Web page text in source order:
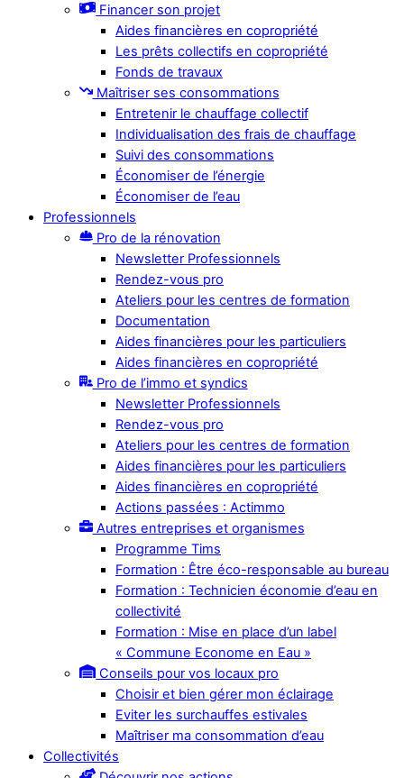
Financer son projet
Aides financières en copropriété
Les prêts collectifs en copropriété
Fonds de travaux
Maîtriser ses consommations
Entretenir le chauffage collectif
Individualisation des frais de chauffage
Suivi des consommations
Économiser de l’énergie
Économiser de l’eau
Professionnels
Pro de la rénovation
Newsletter Professionnels
Rendez-vous pro
Ateliers pour les centres de formation
Documentation
Aides financières pour les particuliers
Aides financières en copropriété
Pro de l’immo et syndics
Newsletter Professionnels
Rendez-vous pro
Ateliers pour les centres de formation
Aides financières pour les particuliers
Aides financières en copropriété
Actions passées : Actimmo
Autres entreprises et organismes
Programme Tims
Formation : Être éco-responsable au bureau
Formation : Technicien économie d’eau en
collectivité
Formation : Mise en place d’un label
« Commune Econome en Eau »
Conseils pour vos locaux pro
Choisir et bien gérer mon éclairage
Eviter les surchauffes estivales
Maîtriser ma consommation d’eau
Collectivités